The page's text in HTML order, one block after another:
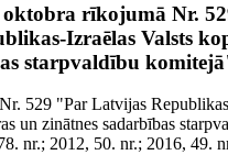
rīkojumā Nr.
Izraēlas Valsts
starpvaldību
529 "Par Latvijas
un zinātnes sadarbības
nr.; 2012, 50. nr.; 2016, 49.